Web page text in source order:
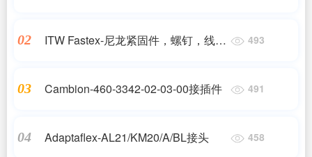
02
ITW Fastex-尼龙紧固件，螺钉，线
493
03 Cambion-460-3342-02-03-00接插件 491
04 Adaptaflex-AL21/KM20/A/BL接头 458